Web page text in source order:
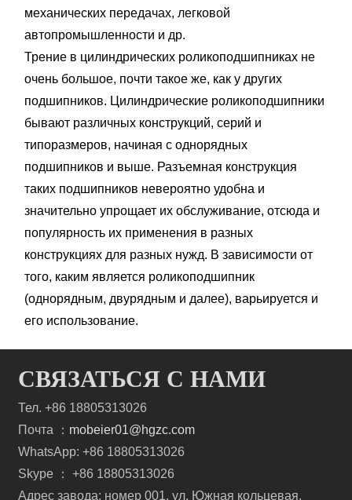
механических передачах, легковой
автопромышленности и др.
Трение в цилиндрических роликоподшипниках не
очень большое, почти такое же, как у других
подшипников. Цилиндрические роликоподшипники
бывают различных конструкций, серий и
типоразмеров, начиная с однорядных
подшипников и выше. Разъемная конструкция
таких подшипников невероятно удобна и
значительно упрощает их обслуживание, отсюда и
популярность их применения в разных
конструкциях для разных нужд. В зависимости от
того, каким является роликоподшипник
(однорядным, двурядным и далее), варьируется и
его использование.
СВЯЗАТЬСЯ С НАМИ
Тел. +86 18805313026
Почта ： mobeier01@hgzc.com
WhatsApp: +86 18805313026
Skype ： +86 18805313026
Адрес завода: номер 001, ул. Южная кольцевая,